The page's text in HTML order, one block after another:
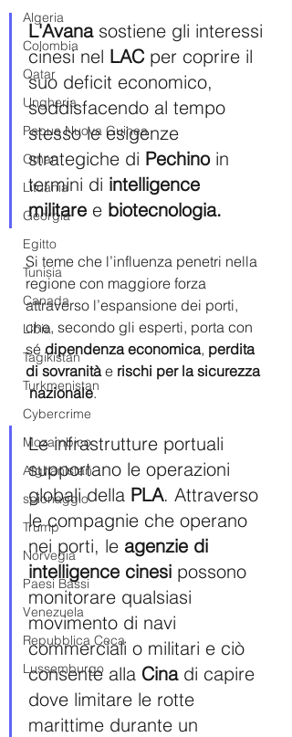
Algeria
Colombia
Qatar
Ungheria
Papua Nuova Guinea
Oman
Lituania
Georgia
Egitto
Tunisia
Canada
Libia
Tagikistan
Turkmenistan
Cybercrime
Mozambico
Afghanistan
spionaggio
Trump
Norvegia
Paesi Bassi
Venezuela
Repubblica Ceca
Lussemburgo
L'Avana sostiene gli interessi
cinesi nel LAC per coprire il
suo deficit economico,
soddisfacendo al tempo
stesso le esigenze
strategiche di Pechino in
termini di intelligence
militare e biotecnologia.
Si teme che l’influenza penetri nella
regione con maggiore forza
attraverso l’espansione dei porti,
che, secondo gli esperti, porta con
sé dipendenza economica, perdita
di sovranità e rischi per la sicurezza
nazionale.
Le infrastrutture portuali
supportano le operazioni
globali della PLA. Attraverso
le compagnie che operano
nei porti, le agenzie di
intelligence cinesi possono
monitorare qualsiasi
movimento di navi
commerciali o militari e ciò
consente alla Cina di capire
dove limitare le rotte
marittime durante un